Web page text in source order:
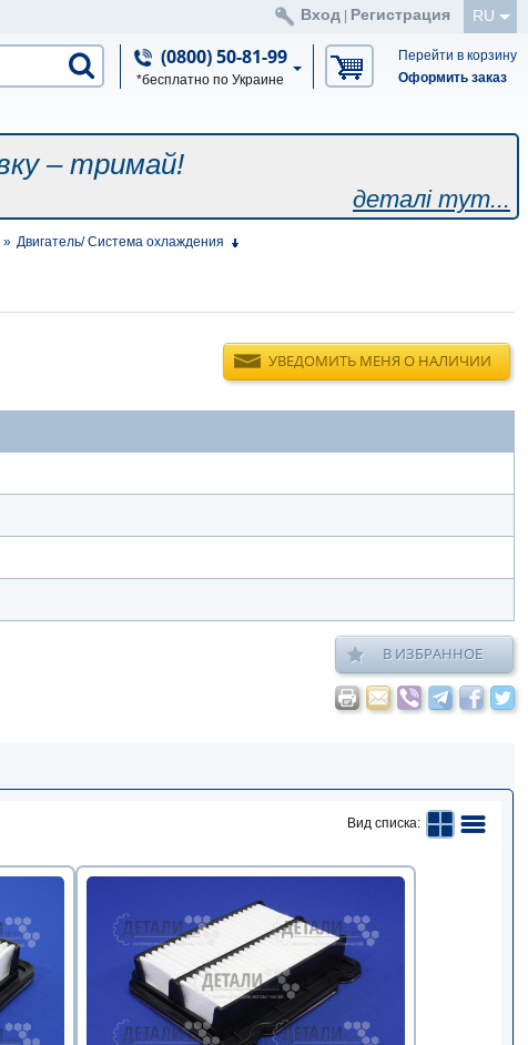
RU
Вход Регистрация
(0800) 50-81-99
*бесплатно по Украине
Перейти в корзину
Оформить заказ
– тримай!
деталі тут...
» Двигатель/ Система охлаждения
УВЕДОМИТЬ МЕНЯ О НАЛИЧИИ
В ИЗБРАННОЕ
Вид списка: